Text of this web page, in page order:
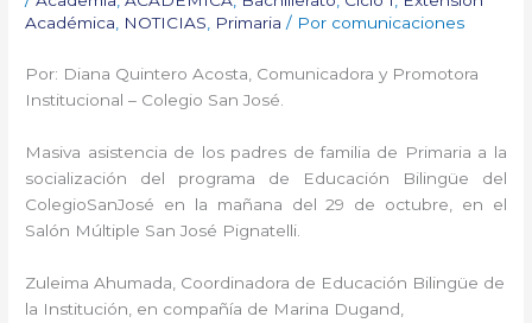
Académica
NOTICIAS Primaria / Por comunicaciones
Por: Diana Quintero Acosta, Comunicadora y Promotora
Institucional – Colegio San José.
Masiva asistencia de los padres de familia de Primaria a la
socialización del programa de Educación Bilingüe del
ColegioSanJosé en la mañana del 29 de octubre, en el
Salón Múltiple San José Pignatelli.
Zuleima Ahumada, Coordinadora de Educación Bilingüe de
la Institución, en compañía de Marina Dugand,